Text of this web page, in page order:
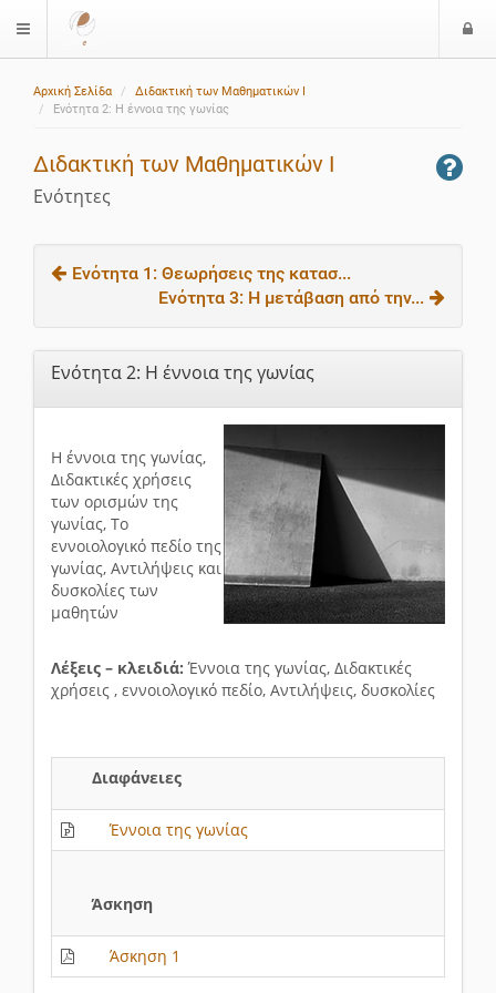
$langMenu
Αρχική Σελίδα
Διδακτική των Μαθηματικών Ι
Ενότητα 2: H έννοια της γωνίας
Διδακτική των Μαθηματικών Ι
Ενότητες
Ενότητα 1: Θεωρήσεις της κατασ...
Ενότητα 3: H μετάβαση από την...
Ενότητα 2: H έννοια της γωνίας
H έννοια της γωνίας,
Διδακτικές χρήσεις
των ορισμών της
γωνίας, Το
εννοιολογικό πεδίο της
γωνίας, Αντιλήψεις και
δυσκολίες των
μαθητών
Λέξεις – κλειδιά:Έννοια της γωνίας, Διδακτικές
χρήσεις , εννοιολογικό πεδίο, Αντιλήψεις, δυσκολίες
Διαφάνειες
Έννοια της γωνίας
Άσκηση
Άσκηση 1